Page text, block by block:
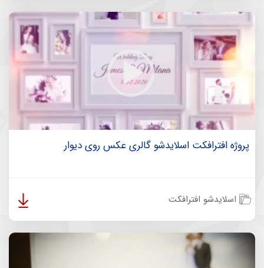
پروژه افترافکت اسلایدشو گالری عکس روی دیوار
اسلایدشو افترافکت